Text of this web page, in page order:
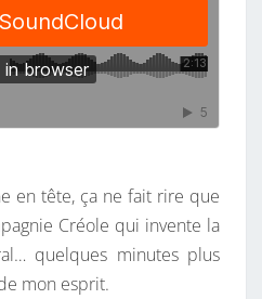
en tête, ça ne fait rire que
Créole qui invente la
quelques minutes plus
mon esprit.